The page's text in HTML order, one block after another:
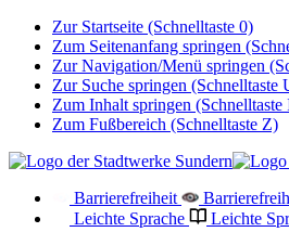
Zur Startseite (Schnelltaste 0)
Zum Seitenanfang springen
Zur Navigation/Menü springen
Zur Suche springen (Schnelltaste
Zum Inhalt springen (Schnelltaste
Zum Fußbereich (Schnelltaste Z)
Barrierefreiheit
Leichte Sprache
Leichte